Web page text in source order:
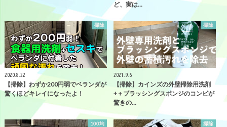
ど、実は…
掃除
2020.8.22
【掃除】わずか200円弱でベランダが
驚くほどキレイになったよ！
掃除
2021.9.6
【掃除】カインズの外壁掃除用洗剤
+＋ブラッシングスポンジのコンビが
驚きの…
100均 掃除